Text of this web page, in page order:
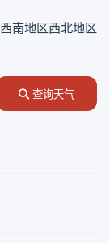
西南地区西北地区
查询天气